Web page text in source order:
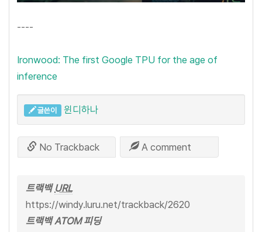
----
Ironwood: The first Google TPU for the age of
inference
글쓴이 윈디하나
No Trackback A comment
트랙백 URL
https://windy.luru.net/trackback/2620
트랙백 ATOM 피딩